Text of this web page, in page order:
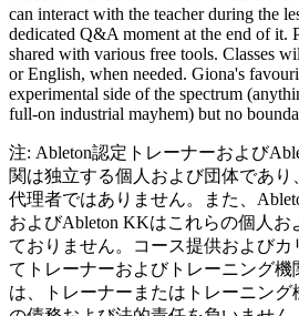
can interact with the teacher during the
dedicated Q&A moment at the end of it.
shared with various free tools. Classes
or English, when needed. Giona's
experimental side of the spectrum
full-on industrial mayhem) but no
注: Ableton認定トレーナーおよび
関は独立する個人および団体であり
代理者ではありません。また、
およびAbleton KKはこれらの個人お
ておりません。コース提供および
てトレーナーおよびトレーニング機
は、トレーナーまたはトレーニン